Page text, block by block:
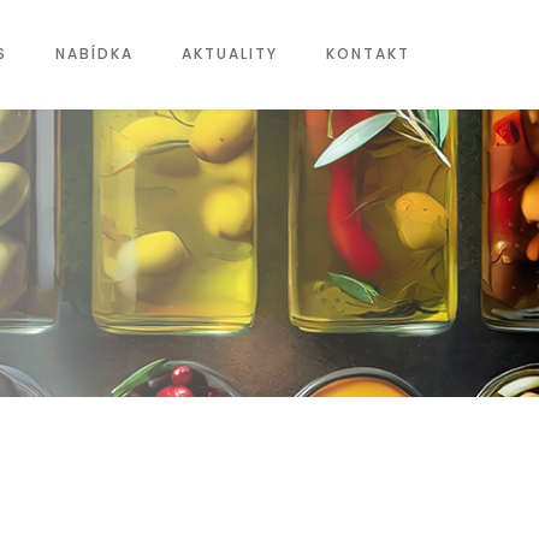
NABÍDKA AKTUALITY KONTAKT